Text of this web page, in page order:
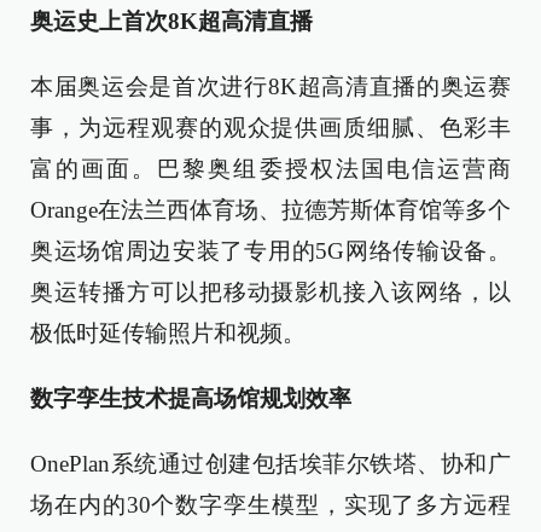
奥运史上首次8K超高清直播
本届奥运会是首次进行8K超高清直播的奥运赛
事，为远程观赛的观众提供画质细腻、色彩丰
富的画面。巴黎奥组委授权法国电信运营商
Orange在法兰西体育场、拉德芳斯体育馆等多个
奥运场馆周边安装了专用的5G网络传输设备。
奥运转播方可以把移动摄影机接入该网络，以
极低时延传输照片和视频。
数字孪生技术提高场馆规划效率
OnePlan系统通过创建包括埃菲尔铁塔、协和广
场在内的30个数字孪生模型，实现了多方远程